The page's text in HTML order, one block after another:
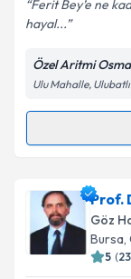
Kişisel
Metni
Ferit Bey’e ne
hayal...
Özel Aritmi
Ulu Mahalle,
Op. Dr.
oluşturun.
takvim
Prof.
Göz
Bursa,
5 (23